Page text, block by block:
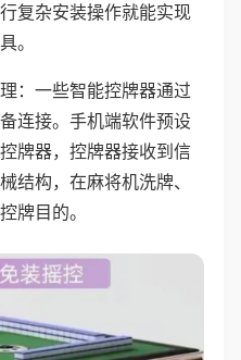
复杂安装操作就能实现
。
：一些智能控牌器通过
连接。手机端软件预设
牌器，控牌器接收到信
结构，在麻将机洗牌、
牌目的。